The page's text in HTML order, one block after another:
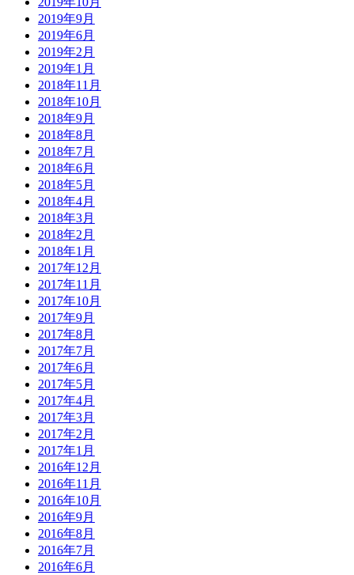
2019年9月
2019年6月
2019年2月
2019年1月
2018年11月
2018年10月
2018年9月
2018年8月
2018年7月
2018年6月
2018年5月
2018年4月
2018年3月
2018年2月
2018年1月
2017年12月
2017年11月
2017年10月
2017年9月
2017年8月
2017年7月
2017年6月
2017年5月
2017年4月
2017年3月
2017年2月
2017年1月
2016年12月
2016年11月
2016年10月
2016年9月
2016年8月
2016年7月
2016年6月